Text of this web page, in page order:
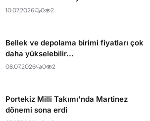
10.07.2026 0 2
Bellek ve depolama birimi fiyatları çok
daha yükselebilir...
08.07.2026 0 2
Portekiz Milli Takımı'nda Martinez
dönemi sona erdi